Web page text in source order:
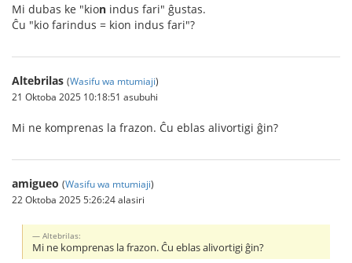
Mi dubas ke "kion indus fari" ĝustas.
Ĉu "kio farindus = kion indus fari"?
Altebrilas (Wasifu wa mtumiaji)
21 Oktoba 2025 10:18:51 asubuhi
Mi ne komprenas la frazon. Ĉu eblas alivortigi ĝin?
amigueo (Wasifu wa mtumiaji)
22 Oktoba 2025 5:26:24 alasiri
Altebrilas:
Mi ne komprenas la frazon. Ĉu eblas alivortigi ĝin?